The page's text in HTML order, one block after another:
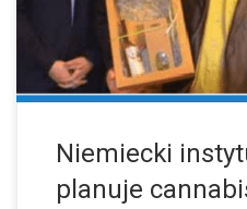
powiedział Wenzel Vaclav
założycielem CDI. Ważnym
Niemiecki
planuje